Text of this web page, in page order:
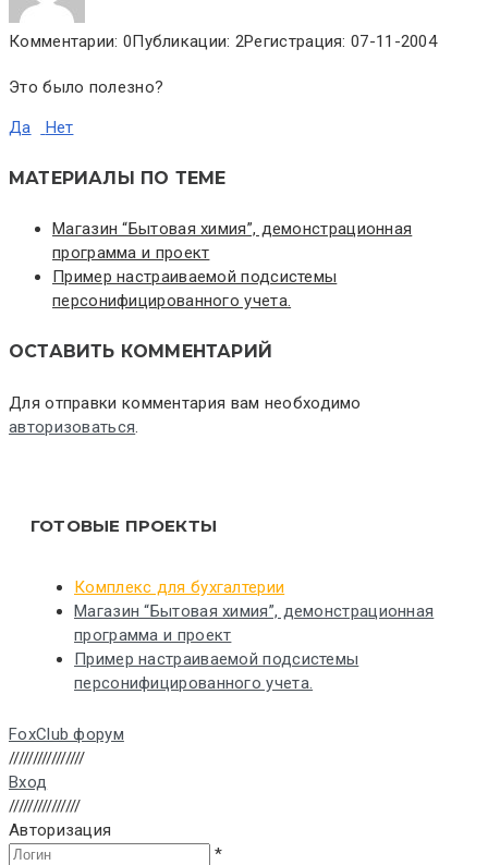
Комментарии: 0Публикации: 2Регистрация: 07-11-2004
Это было полезно?
Да Нет
МАТЕРИАЛЫ ПО ТЕМЕ
Магазин “Бытовая химия”, демонстрационная
программа и проект
Пример настраиваемой подсистемы
персонифицированного учета.
ОСТАВИТЬ КОММЕНТАРИЙ
Для отправки комментария вам необходимо
авторизоваться.
ГОТОВЫЕ ПРОЕКТЫ
Комплекс для бухгалтерии
Магазин “Бытовая химия”, демонстрационная
программа и проект
Пример настраиваемой подсистемы
персонифицированного учета.
FoxClub форум
////////////////
Вход
///////////////
Авторизация
*